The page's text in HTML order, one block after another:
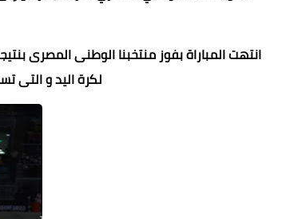
لكرة اليد و التى